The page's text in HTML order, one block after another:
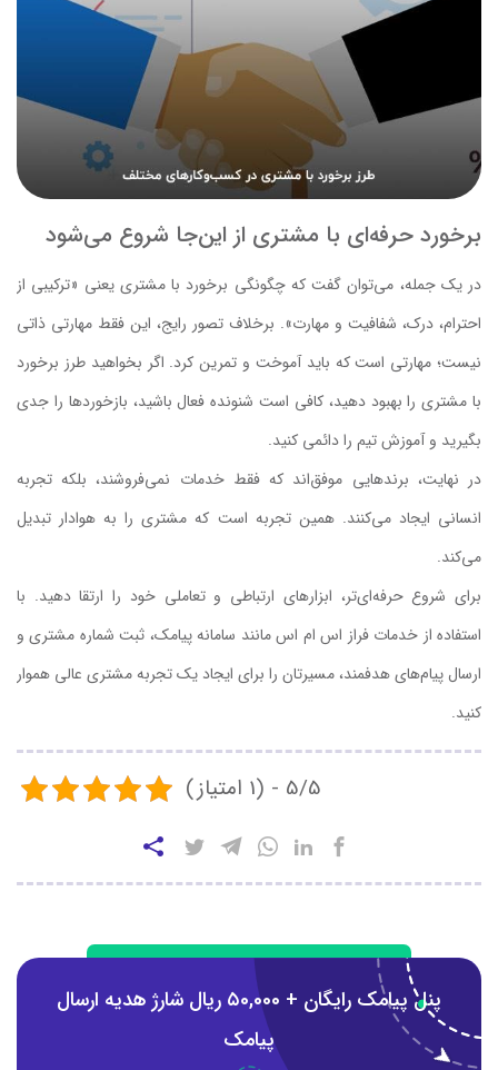
برخورد حرفه‌ای با مشتری از این‌جا شروع می‌شود
در یک جمله، می‌توان گفت که چگونگی برخورد با مشتری یعنی «ترکیبی از
احترام، درک، شفافیت و مهارت». برخلاف تصور رایج، این فقط مهارتی ذاتی
نیست؛ مهارتی است که باید آموخت و تمرین کرد. اگر بخواهید طرز برخورد
با مشتری را بهبود دهید، کافی است شنونده فعال باشید، بازخوردها را جدی
بگیرید و آموزش تیم را دائمی کنید.
در نهایت، برندهایی موفق‌اند که فقط خدمات نمی‌فروشند، بلکه تجربه
انسانی ایجاد می‌کنند. همین تجربه است که مشتری را به هوادار تبدیل
می‌کند.
برای شروع حرفه‌ای‌تر، ابزارهای ارتباطی و تعاملی خود را ارتقا دهید. با
استفاده از خدمات فراز اس‌ ام‌ اس مانند سامانه پیامک، ثبت شماره مشتری و
ارسال پیام‌های هدفمند، مسیرتان را برای ایجاد یک تجربه مشتری عالی هموار
کنید.
5/5 - (1 امتیاز)
پنل پیامک رایگان + ۵0,000 ریال شارژ هدیه ارسال
پیامک